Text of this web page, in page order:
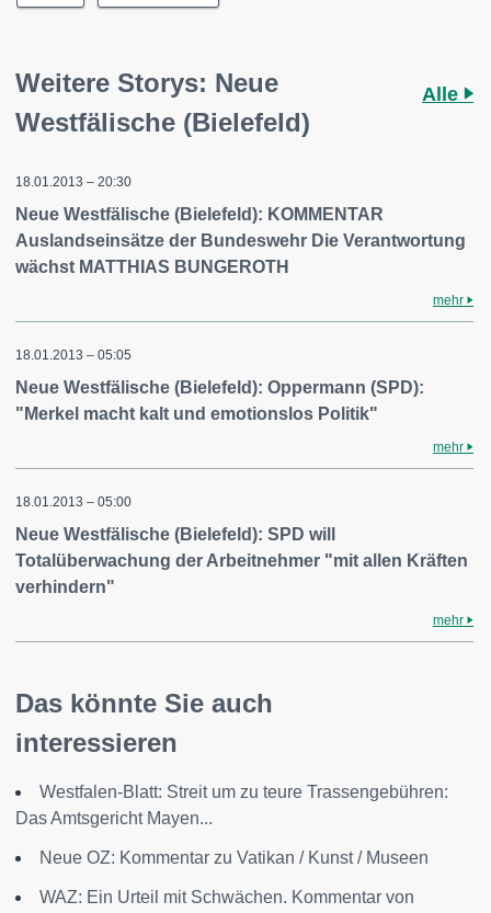
Weitere Storys: Neue
Westfälische (Bielefeld)
Alle
18.01.2013 – 20:30
Neue Westfälische (Bielefeld): KOMMENTAR
Auslandseinsätze der Bundeswehr Die Verantwortung
wächst MATTHIAS BUNGEROTH
mehr
18.01.2013 – 05:05
Neue Westfälische (Bielefeld): Oppermann (SPD):
"Merkel macht kalt und emotionslos Politik"
mehr
18.01.2013 – 05:00
Neue Westfälische (Bielefeld): SPD will
Totalüberwachung der Arbeitnehmer "mit allen Kräften
verhindern"
mehr
Das könnte Sie auch
interessieren
Westfalen-Blatt: Streit um zu teure Trassengebühren:
Das Amtsgericht Mayen...
Neue OZ: Kommentar zu Vatikan / Kunst / Museen
WAZ: Ein Urteil mit Schwächen. Kommentar von